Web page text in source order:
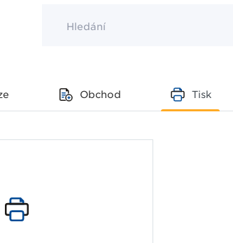
Hledání
Obchod Tisk